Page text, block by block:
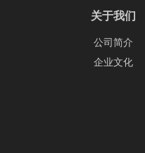
关于我们
公司简介
企业文化